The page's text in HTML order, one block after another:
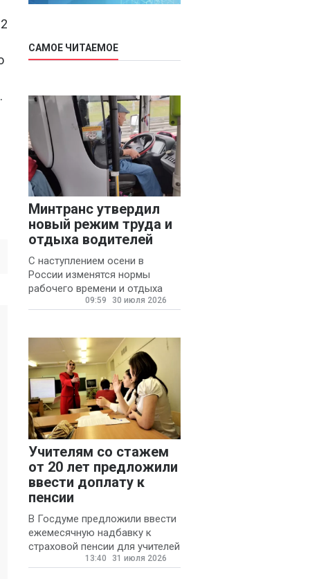
САМОЕ ЧИТАЕМОЕ
Минтранс утвердил
новый режим труда и
отдыха водителей
С наступлением осени в
России изменятся нормы
рабочего времени и отдыха
для автомобилистов.
09:59 30 июля 2026
Учителям со стажем
от 20 лет предложили
ввести доплату к
пенсии
В Госдуме предложили ввести
ежемесячную надбавку к
страховой пенсии для учителей
государственных и
13:40 31 июля 2026